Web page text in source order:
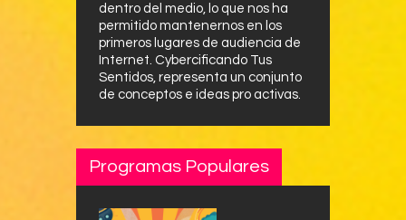
dentro del medio, lo que nos ha
permitido mantenernos en los
primeros lugares de audiencia de
Internet. Cybercificando Tus
Sentidos, representa un conjunto
de conceptos e ideas pro activas.
Programas Populares